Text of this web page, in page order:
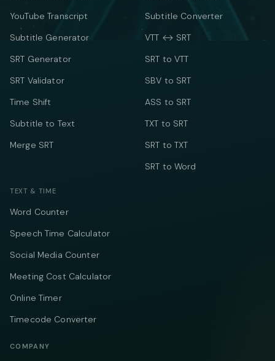
YouTube Transcript
Subtitle Generator
SRT Generator
SRT Validator
Time Shift
Subtitle to Text
Merge SRT
Subtitle Converter
VTT ↔ SRT
SRT to VTT
SBV to SRT
ASS to SRT
TXT to SRT
SRT to TXT
SRT to Word
TEXT & TIME
Word Counter
Speech Time Calculator
Social Media Counter
Meeting Cost Calculator
Online Timer
Timecode Converter
COMPANY